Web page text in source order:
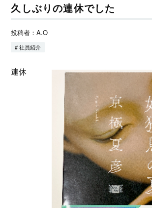
久しぶりの連休でした
投稿者：A.O
# 社員紹介
連休